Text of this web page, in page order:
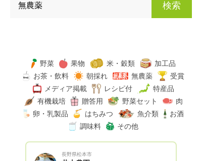
検索
野菜 果物 米・穀類
加工品
お茶・飲料
朝採れ 無農薬
受賞
メディア掲載
レシピ付
特産品
有機栽培
贈答用 野菜セット
肉
卵・乳製品
はちみつ 魚介類
お酒
調味料
その他
長野県松本市